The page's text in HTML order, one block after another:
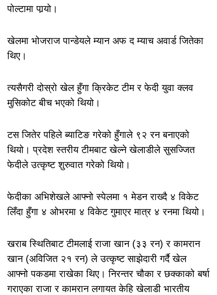
पोल्टामा पार्‍यो।
खेलमा भोजराज पान्डेयले म्यान अफ द म्याच अवार्ड जितेका
थिए।
त्यसैगरी दोस्रो खेल हुँगा क्रिकेट टीम र फेदी युवा क्लव
मुसिकोट बीच भएको थियो।
टस जितेर पहिले ब्याटिङ गरेको हुँगाले ९२ रन बनाएको
थियो। प्रदेश स्तरीय टीमबाट खेल्ने खेलाडीले सुसज्जित
फेदीले उत्कृष्ट शुरुवात गरेको थियो।
फेदीका अभिशेखले आफ्नो स्पेलमा १ मेडन राख्दै ४ विकेट
लिँदा हुँगा ४ ओभरमा ४ विकेट गुमाएर मात्र ४ रनमा थियो।
खराब स्थितिबाट टीमलाई राजा खान (३३ रन) र कामरान
खान (अविजित २१ रन) ले उत्कृष्ट साझेदारी गर्दै खेल
आफ्नो पकडमा राखेका थिए। निरन्तर चौका र छक्काको बर्षा
गराएका राजा र कामरान लगायत केहि खेलाडी भारतीय